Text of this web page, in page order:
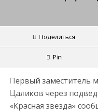
Поделиться
Pin
Первый заместитель
Цаликов через
«Красная звезда»